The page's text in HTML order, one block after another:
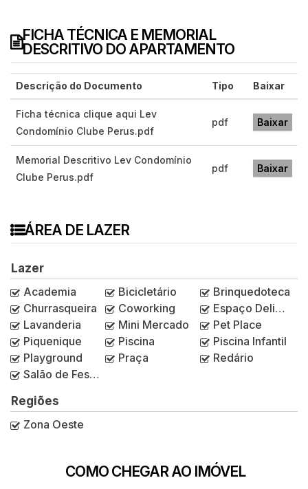
FICHA TÉCNICA E MEMORIAL
DESCRITIVO DO APARTAMENTO
Descrição do Documento Tipo Baixar
Ficha técnica clique aqui Lev
Condomínio Clube Perus.pdf
pdf Baixar
Memorial Descritivo Lev Condomínio
Clube Perus.pdf
pdf Baixar
ÁREA DE LAZER
Lazer
Academia
Bicicletário
Brinquedoteca
Churrasqueira
Coworking
Espaço Delivery
Lavanderia
Mini Mercado
Pet Place
Piquenique
Piscina
Piscina Infantil
Playground
Praça
Redário
Salão de Festas
Regiões
Zona Oeste
COMO CHEGAR AO IMÓVEL